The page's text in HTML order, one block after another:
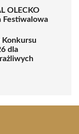
OLECKO
Festiwalowa
Konkursu
dla